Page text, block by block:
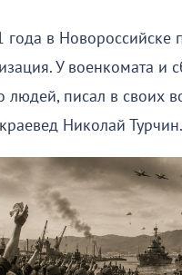
года в
У военкомата и
людей, писал в своих
Николай Турчин.